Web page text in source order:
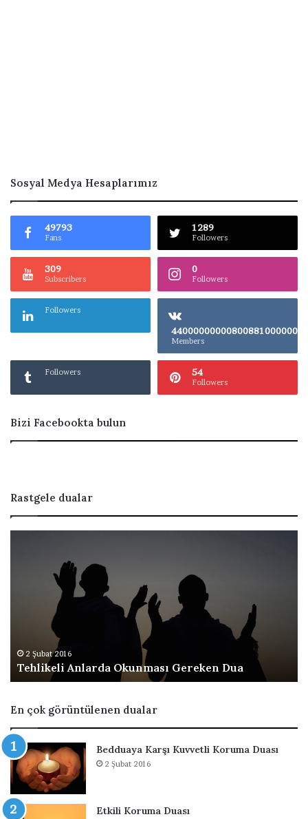
Sosyal Medya Hesaplarımız
49793
Fans
1289
Followers
309
Subscribers
0
Followers
Followers
Members
Followers 54
Followers
Bizi Facebookta bulun
Rastgele dualar
n
a
r
d
a
O
k
u
n
2 Şubat 2016
Tehlikeli Anlarda Okunması Gereken Dua
En çok görüntülenen dualar
Bedduaya Karşı Kuvvetli Koruma Duası
2 Şubat 2016
Etkili Koruma Duası